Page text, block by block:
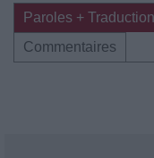
Paroles + Traduction
Commentaires